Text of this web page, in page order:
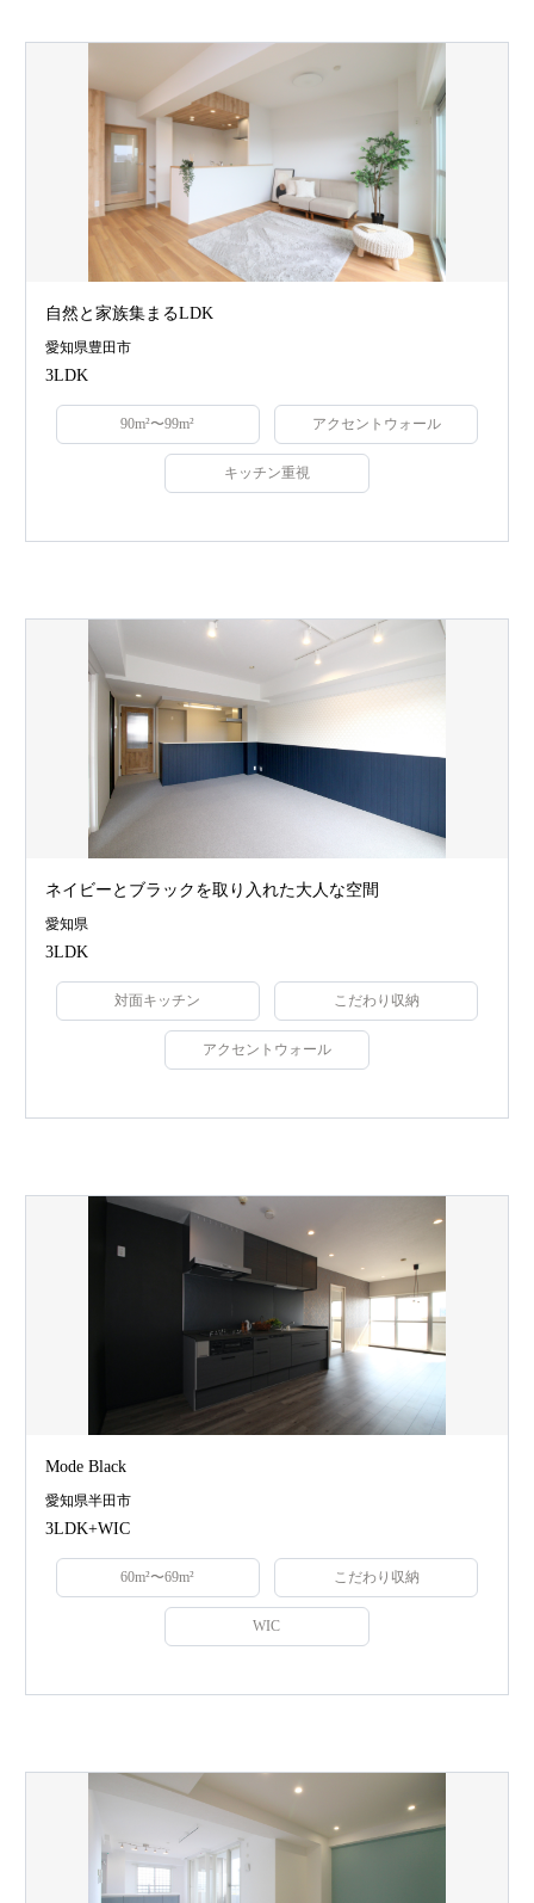
自然と家族集まるLDK
愛知県豊田市
3LDK
90m²〜99m² アクセントウォール
キッチン重視
ネイビーとブラックを取り入れた大人な空間
愛知県
3LDK
対面キッチン こだわり収納
アクセントウォール
Mode Black
愛知県半田市
3LDK+WIC
60m²〜69m² こだわり収納
WIC